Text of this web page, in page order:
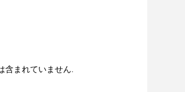
まれていません.